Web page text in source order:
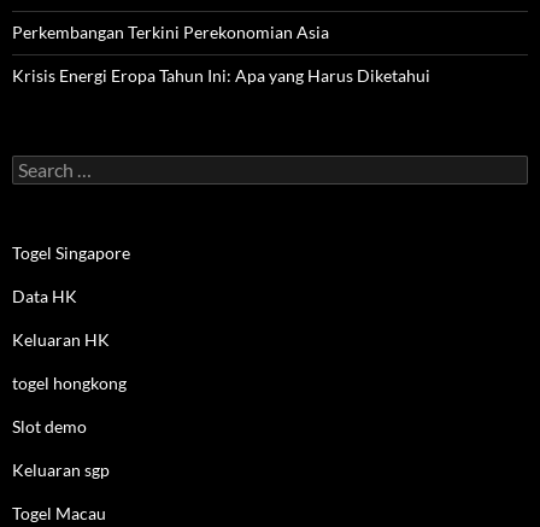
Perkembangan Terkini Perekonomian Asia
Krisis Energi Eropa Tahun Ini: Apa yang Harus Diketahui
Search
for:
Togel Singapore
Data HK
Keluaran HK
togel hongkong
Slot demo
Keluaran sgp
Togel Macau